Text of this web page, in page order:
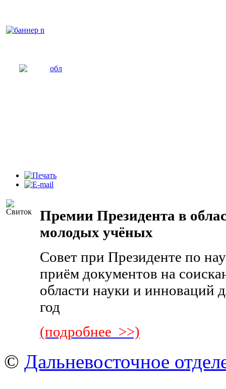
Премии Президента в
молодых учёных
Совет при Президенте по
приём документов на
области науки и инноваций
год
(подробнее >>)
© Дальневосточное